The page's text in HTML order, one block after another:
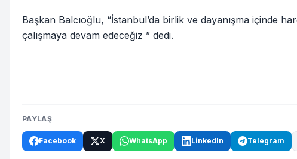
Başkan Balcıoğlu, “İstanbul’da birlik ve dayanışma içinde
çalışmaya devam edeceğiz ” dedi.
PAYLAŞ
Facebook X WhatsApp LinkedIn Telegram